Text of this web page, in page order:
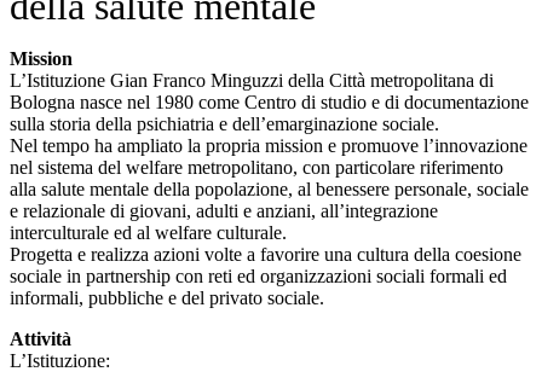
Mission
L’Istituzione Gian Franco Minguzzi della Città metropolitana di
Bologna nasce nel 1980 come Centro di studio e di documentazione
sulla storia della psichiatria e dell’emarginazione sociale.
Nel tempo ha ampliato la propria mission e promuove l’innovazione
nel sistema del welfare metropolitano, con particolare riferimento
alla salute mentale della popolazione, al benessere personale, sociale
e relazionale di giovani, adulti e anziani, all’integrazione
interculturale ed al welfare culturale.
Progetta e realizza azioni volte a favorire una cultura della coesione
sociale in partnership con reti ed organizzazioni sociali formali ed
informali, pubbliche e del privato sociale.
Attività
L’Istituzione: